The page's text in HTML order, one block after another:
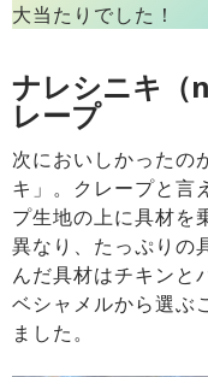
大当たりでした！
ナレシニキ（
レープ
次においしかったの
キ」。クレープと言
プ生地の上に具材を
異なり、たっぷりの
んだ具材はチキンと
ベシャメルから選ぶ
ました。